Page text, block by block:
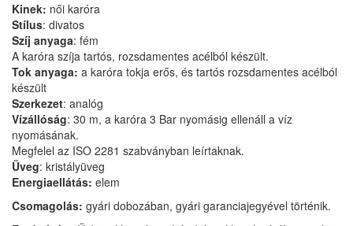
Kinek: női karóra
Stílus: divatos
Szíj anyaga: fém
A karóra szíja tartós, rozsdamentes acélból készült.
Tok anyaga: a karóra tokja erős, és tartós rozsdamentes acélból
készült
Szerkezet: analóg
Vízállóság: 30 m, a karóra 3 Bar nyomásig ellenáll a víz
nyomásának.
Megfelel az ISO 2281 szabványban leírtaknak.
Üveg: kristályüveg
Energiaellátás: elem
Csomagolás: gyári dobozában, gyári garanciajegyével történik.